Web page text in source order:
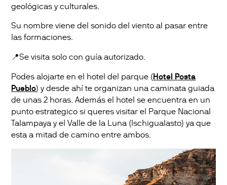
geológicas y culturales.
Su nombre viene del sonido del viento al pasar entre
las formaciones.
📍Se visita solo con guía autorizado.
Podes alojarte en el hotel del parque (Hotel Posta
Pueblo) y desde ahí te organizan una caminata guiada
de unas 2 horas. Además el hotel se encuentra en un
punto estrategico si queres visitar el Parque Nacional
Talampaya y el Valle de la Luna (Ischigualasto) ya que
esta a mitad de camino entre ambos.